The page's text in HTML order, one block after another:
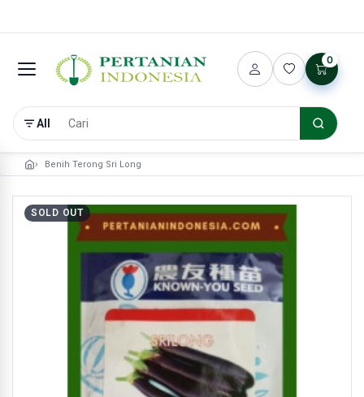
All
0
Benih Terong Sri Long
SOLD OUT